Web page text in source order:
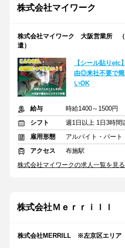
株式会社マイワーク
株式会社マイワーク 大阪営業所
遣）
【シール貼りetc
由◎来社不要で
いOK
給与
時給1400～1500円
シフト
雇用形態
アルバイト・パート
アクセス
布施駅
株式会社マイワークの求人一覧を見る
株式会社Ｍｅｒｒｉｌｌ
株式会社MERRILL ※左京区エリア